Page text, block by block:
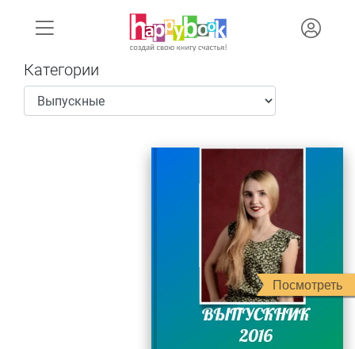
Категории
Посмотреть